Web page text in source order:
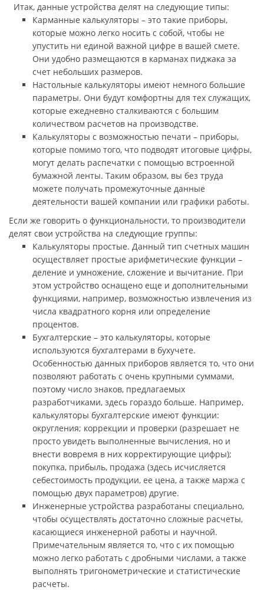
Итак, данные устройства делят на следующие типы:
Карманные калькуляторы – это такие приборы,
которые можно легко носить с собой, чтобы не
упустить ни единой важной цифре в вашей смете.
Они удобно размещаются в карманах пиджака за
счет небольших размеров.
Настольные калькуляторы имеют немного большие
параметры. Они будут комфортны для тех служащих,
которые ежедневно сталкиваются с большим
количеством расчетов на производстве.
Калькуляторы с возможностью печати – приборы,
которые помимо того, что подводят итоговые цифры,
могут делать распечатки с помощью встроенной
бумажной ленты. Таким образом, вы без труда
можете получать промежуточные данные
деятельности вашей компании или графики работы.
Если же говорить о функциональности, то производители
делят свои устройства на следующие группы:
Калькуляторы простые. Данный тип счетных машин
осуществляет простые арифметические функции –
деление и умножение, сложение и вычитание. При
этом устройство оснащено еще и дополнительными
функциями, например, возможностью извлечения из
числа квадратного корня или определение
процентов.
Бухгалтерские – это калькуляторы, которые
используются бухгалтерами в бухучете.
Особенностью данных приборов является то, что они
позволяют работать с очень крупными суммами,
поэтому число знаков, предлагаемых
разработчиками, здесь гораздо больше. Например,
калькуляторы бухгалтерские имеют функции:
округления; коррекции и проверки (разрешает не
просто увидеть выполненные вычисления, но и
внести вовремя в них корректирующие цифры);
покупка, прибыль, продажа (здесь исчисляется
себестоимость продукции, ее цена, а также маржа с
помощью двух параметров) другие.
Инженерные устройства разработаны специально,
чтобы осуществлять достаточно сложные расчеты,
касающиеся инженерной работы и научной.
Примечательным является то, что с их помощью
можно легко работать с дробными числами, а также
выполнять тригонометрические и статистические
расчеты.